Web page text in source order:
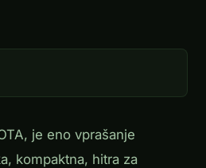
je eno vprašanje
kompaktna, hitra za